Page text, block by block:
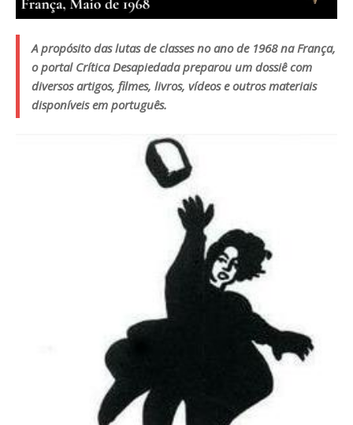
A propósito das lutas de classes no ano de 1968 na França,
o portal Crítica Desapiedada preparou um dossiê com
diversos artigos, filmes, livros, vídeos e outros materiais
disponíveis em português.